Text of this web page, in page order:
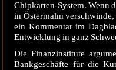
Chipkarten-System. Wenn
in Östermalm
ein Kommentar im
Entwicklung in ganz
Die Finanzinstitute
Bankgeschäfte für die